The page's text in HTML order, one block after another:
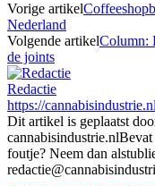
Vorige artikel
Nederland
Volgende artikelColumn:
de joints
Redactie
https://
Dit artikel is geplaatst
foutje? Neem dan